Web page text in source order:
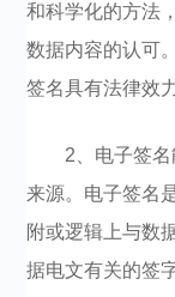
和科学化的方法
数据内容的认可
签名具有法律效力
2、电子签
来源。电子签名
附或逻辑上与数
据电文有关的签